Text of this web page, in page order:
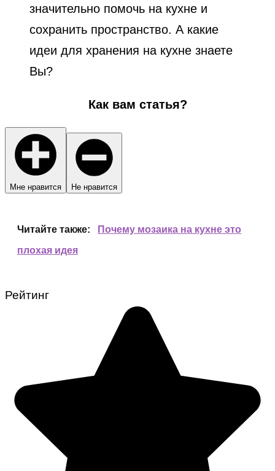
значительно помочь на кухне и
сохранить пространство. А какие
идеи для хранения на кухне знаете
Вы?
Как вам статья?
Мне нравится Не нравится
Читайте также:
Почему мозаика на кухне это
плохая идея
Рейтинг